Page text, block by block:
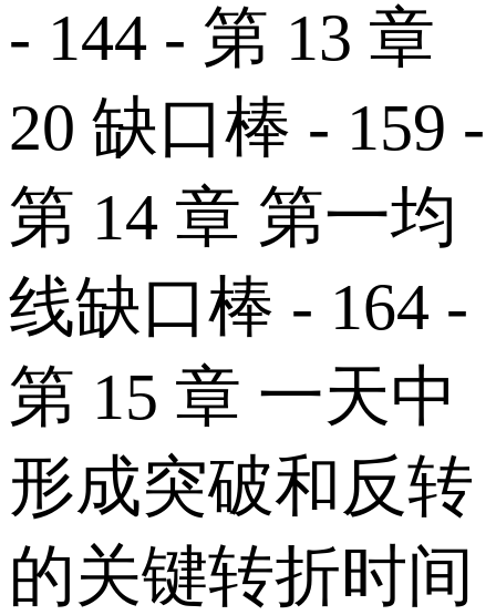
- 144 - 第 13 章
20 缺口棒 - 159 -
第 14 章 第一均
线缺口棒 - 164 -
第 15 章 一天中
形成突破和反转
的关键转折时间